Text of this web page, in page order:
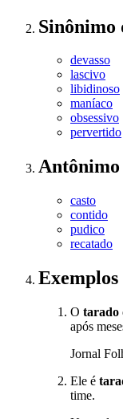
Sinônimo
devasso
lascivo
libidinoso
maníaco
obsessivo
pervertido
Antônimo
casto
contido
pudico
recatado
Exemplos
O tarado
após
Jornal
Ele é
time.